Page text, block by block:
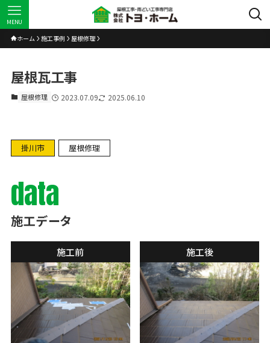
MENU
ホーム 施工事例 屋根修理
屋根瓦工事
屋根修理 2023.07.09 2025.06.10
掛川市 屋根修理
data
施工データ
施工前 施工後